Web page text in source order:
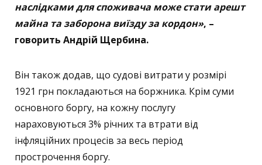
наслідками для споживача може стати арешт
майна та заборона виїзду за кордон», –
говорить Андрій Щербина.
Він також додав, що судові витрати у розмірі
1921 грн покладаються на боржника. Крім суми
основного боргу, на кожну послугу
нараховуються 3% річних та втрати від
інфляційних процесів за весь період
прострочення боргу.